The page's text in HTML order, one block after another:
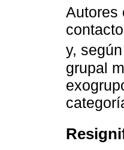
Autores
y, según
grupal